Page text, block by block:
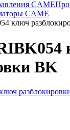
CAME
CAME
ключ
BK